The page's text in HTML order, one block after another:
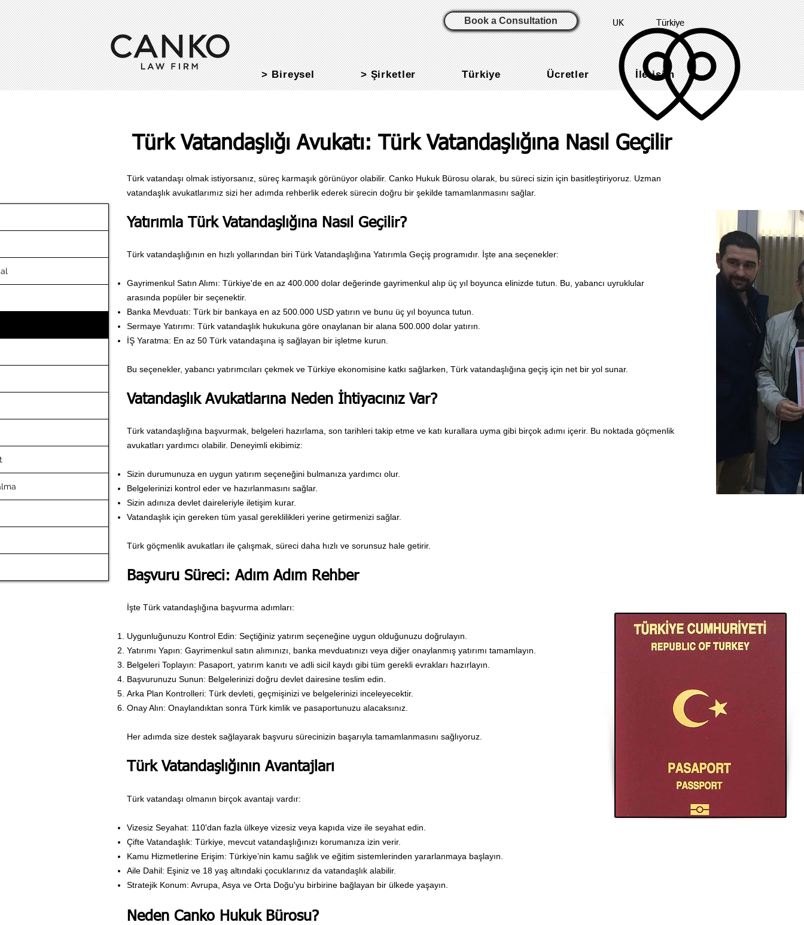
Book a Consultation UK Türkiye
> Bireysel > Şirketler Türkiye Ücretler İletişim
Türk Vatandaşlığı Avukatı: Türk Vatandaşlığına Nasıl Geçilir
Türk vatandaşı olmak istiyorsanız, süreç karmaşık görünüyor olabilir. Canko Hukuk Bürosu olarak, bu süreci sizin için basitleştiriyoruz. Uzman
vatandaşlık avukatlarımız sizi her adımda rehberlik ederek sürecin doğru bir şekilde tamamlanmasını sağlar.
Yatırımla Türk Vatandaşlığına Nasıl Geçilir?
Türk vatandaşlığının en hızlı yollarından biri Türk Vatandaşlığına Yatırımla Geçiş programıdır. İşte ana seçenekler:
Gayrimenkul Satın Alımı: Türkiye'de en az 400.000 dolar değerinde gayrimenkul alıp üç yıl boyunca elinizde tutun. Bu, yabancı uyruklular
arasında popüler bir seçenektir.
Banka Mevduatı: Türk bir bankaya en az 500.000 USD yatırın ve bunu üç yıl boyunca tutun.
Sermaye Yatırımı: Türk vatandaşlık hukukuna göre onaylanan bir alana 500.000 dolar yatırın.
İŞ Yaratma: En az 50 Türk vatandaşına iş sağlayan bir işletme kurun.
Bu seçenekler, yabancı yatırımcıları çekmek ve Türkiye ekonomisine katkı sağlarken, Türk vatandaşlığına geçiş için net bir yol sunar.
Vatandaşlık Avukatlarına Neden İhtiyacınız Var?
Türk vatandaşlığına başvurmak, belgeleri hazırlama, son tarihleri takip etme ve katı kurallara uyma gibi birçok adımı içerir. Bu noktada göçmenlik
avukatları yardımcı olabilir. Deneyimli ekibimiz:
Sizin durumunuza en uygun yatırım seçeneğini bulmanıza yardımcı olur.
Belgelerinizi kontrol eder ve hazırlanmasını sağlar.
Sizin adınıza devlet daireleriyle iletişim kurar.
Vatandaşlık için gereken tüm yasal gereklilikleri yerine getirmenizi sağlar.
Türk göçmenlik avukatları ile çalışmak, süreci daha hızlı ve sorunsuz hale getirir.
Başvuru Süreci: Adım Adım Rehber
İşte Türk vatandaşlığına başvurma adımları:
Uygunluğunuzu Kontrol Edin: Seçtiğiniz yatırım seçeneğine uygun olduğunuzu doğrulayın.
Yatırımı Yapın: Gayrimenkul satın alımınızı, banka mevduatınızı veya diğer onaylanmış yatırımı tamamlayın.
Belgeleri Toplayın: Pasaport, yatırım kanıtı ve adli sicil kaydı gibi tüm gerekli evrakları hazırlayın.
Başvurunuzu Sunun: Belgelerinizi doğru devlet dairesine teslim edin.
Arka Plan Kontrolleri: Türk devleti, geçmişinizi ve belgelerinizi inceleyecektir.
Onay Alın: Onaylandıktan sonra Türk kimlik ve pasaportunuzu alacaksınız.
Her adımda size destek sağlayarak başvuru sürecinizin başarıyla tamamlanmasını sağlıyoruz.
Türk Vatandaşlığının Avantajları
Türk vatandaşı olmanın birçok avantajı vardır:
Vizesiz Seyahat: 110'dan fazla ülkeye vizesiz veya kapıda vize ile seyahat edin.
Çifte Vatandaşlık: Türkiye, mevcut vatandaşlığınızı korumanıza izin verir.
Kamu Hizmetlerine Erişim: Türkiye’nin kamu sağlık ve eğitim sistemlerinden yararlanmaya başlayın.
Aile Dahil: Eşiniz ve 18 yaş altındaki çocuklarınız da vatandaşlık alabilir.
Stratejik Konum: Avrupa, Asya ve Orta Doğu'yu birbirine bağlayan bir ülkede yaşayın.
Neden Canko Hukuk Bürosu?